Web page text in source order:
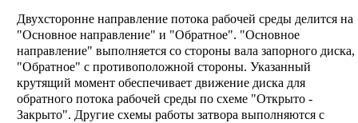
Двухсторонне направление потока рабочей среды делится на
"Основное направление" и "Обратное". "Основное
направление" выполняется со стороны вала запорного диска,
"Обратное" с противоположной стороны. Указанный
крутящий момент обеспечивает движение диска для
обратного потока рабочей среды по схеме "Открыто -
Закрыто". Другие схемы работы затвора выполняются с